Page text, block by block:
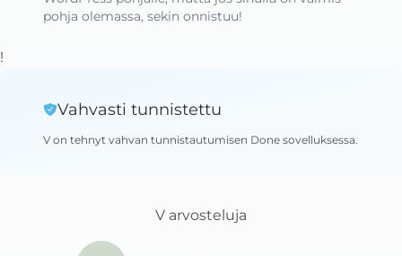
pohja olemassa, sekin onnistuu!
!
Vahvasti tunnistettu
V on tehnyt vahvan tunnistautumisen Done sovelluksessa.
V arvosteluja